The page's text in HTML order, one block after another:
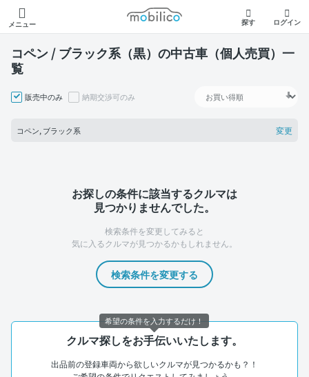
メニュー
モビリコ
探す ログイン
コペン / ブラック系（黒）の中古車（個人売買）一
覧
販売中のみ 納期交渉可のみ
コペン, ブラック系 変更
お探しの条件に該当するクルマは
見つかりませんでした。
検索条件を変更してみると
気に入るクルマが見つかるかもしれません。
検索条件を変更する
クルマ探しをお手伝いいたします。
出品前の登録車両から欲しいクルマが見つかるかも？！
希望の条件を入力するだけ！